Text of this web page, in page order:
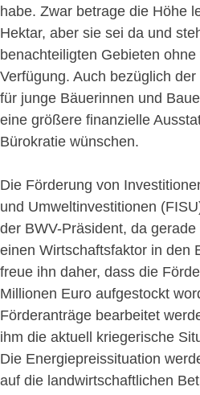
habe. Zwar betrage die Höhe
Hektar, aber sie sei da und
benachteiligten Gebieten
Verfügung. Auch bezüglich
für junge Bäuerinnen und
eine größere finanzielle
Bürokratie wünschen.
Die Förderung von
und Umweltinvestitionen
der BWV-Präsident, da
einen Wirtschaftsfaktor in den
freue ihn daher, dass die
Millionen Euro aufgestockt
Förderanträge bearbeitet
ihm die aktuell kriegerische
Die Energiepreissituation
auf die landwirtschaftlichen